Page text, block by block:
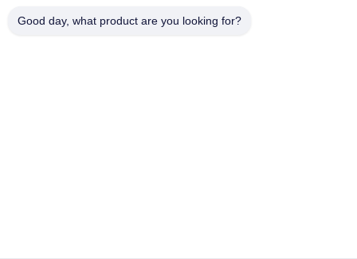
Good day, what product are you looking for?